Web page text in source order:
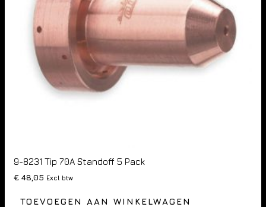
9-8231 Tip 70A Standoff 5 Pack
€ 48,05 Excl btw
TOEVOEGEN AAN WINKELWAGEN